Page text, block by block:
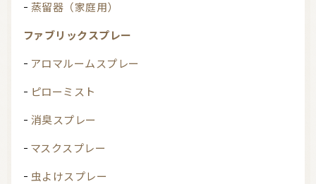
蒸留器（家庭用）
ファブリックスプレー
アロマルームスプレー
ピローミスト
消臭スプレー
マスクスプレー
虫よけスプレー